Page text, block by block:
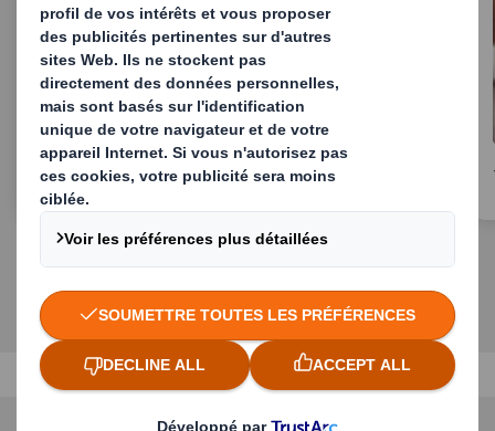
Emballage de protection